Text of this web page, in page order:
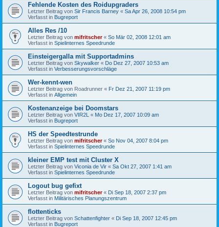
Fehlende Kosten des Roidupgraders
Letzter Beitrag von Sir Francis Barney « Sa Apr 26, 2008 10:54 pm
Verfasst in Bugreport
Alles Res /10
Letzter Beitrag von mifritscher« So Mär 02, 2008 12:01 am
Verfasst in Spielinternes Speedrunde
Einsteigergalla mit Supportadmins
Letzter Beitrag von Skywalker « Do Dez 27, 2007 10:53 am
Verfasst in Verbesserungsvorschläge
Wer-kennt-wen
Letzter Beitrag von Roadrunner « Fr Dez 21, 2007 11:19 pm
Verfasst in Allgemein
Kostenanzeige bei Doomstars
Letzter Beitrag von VIR2L « Mo Dez 17, 2007 10:09 am
Verfasst in Bugreport
HS der Speedtestrunde
Letzter Beitrag von mifritscher« So Nov 04, 2007 8:04 pm
Verfasst in Spielinternes Speedrunde
kleiner EMP test mit Cluster X
Letzter Beitrag von Viconia de Vir « Sa Okt 27, 2007 1:41 am
Verfasst in Spielinternes Speedrunde
Logout bug gefixt
Letzter Beitrag von mifritscher« Di Sep 18, 2007 2:37 pm
Verfasst in Militärisches Planungszentrum
flottenticks
Letzter Beitrag von Schattenfighter « Di Sep 18, 2007 12:45 pm
Verfasst in Bugreport